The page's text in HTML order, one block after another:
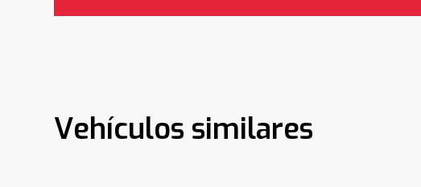
Vehículos similares